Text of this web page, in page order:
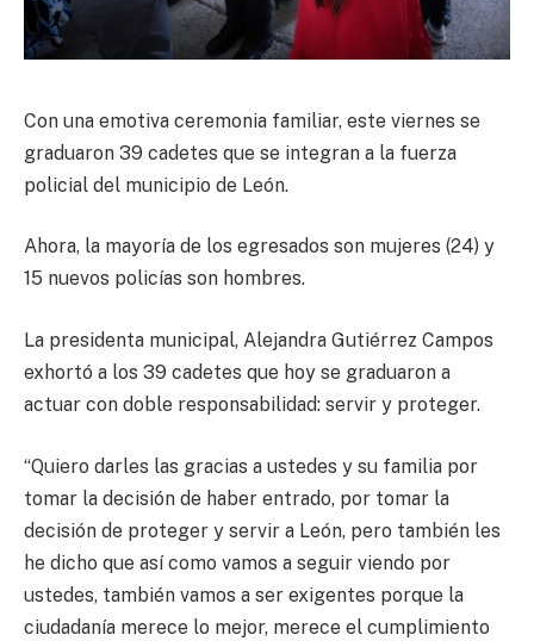
Con una emotiva ceremonia familiar, este viernes se
graduaron 39 cadetes que se integran a la fuerza
policial del municipio de León.
Ahora, la mayoría de los egresados son mujeres (24) y
15 nuevos policías son hombres.
La presidenta municipal, Alejandra Gutiérrez Campos
exhortó a los 39 cadetes que hoy se graduaron a
actuar con doble responsabilidad: servir y proteger.
“Quiero darles las gracias a ustedes y su familia por
tomar la decisión de haber entrado, por tomar la
decisión de proteger y servir a León, pero también les
he dicho que así como vamos a seguir viendo por
ustedes, también vamos a ser exigentes porque la
ciudadanía merece lo mejor, merece el cumplimiento